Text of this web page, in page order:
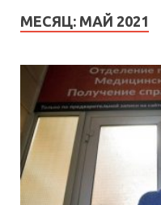
МЕСЯЦ: МАЙ 2021